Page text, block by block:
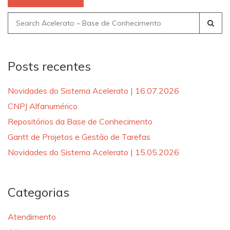
Search
for:
Posts recentes
Novidades do Sistema Acelerato | 16.07.2026
CNPJ Alfanumérico
Repositórios da Base de Conhecimento
Gantt de Projetos e Gestão de Tarefas
Novidades do Sistema Acelerato | 15.05.2026
Categorias
Atendimento